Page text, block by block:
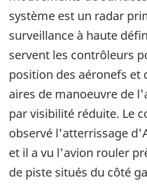
système est un radar
surveillance à haute
servent les contrôleurs
position des aéronefs et
aires de manoeuvre de
par visibilité réduite. Le
observé l'atterrissage
et il a vu l'avion rouler
de piste situés du côté